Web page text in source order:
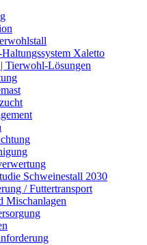
Xaletto
Tierwohl-Lösungen
Schweinestall 2030
/ Futtertransport
Mischanlagen